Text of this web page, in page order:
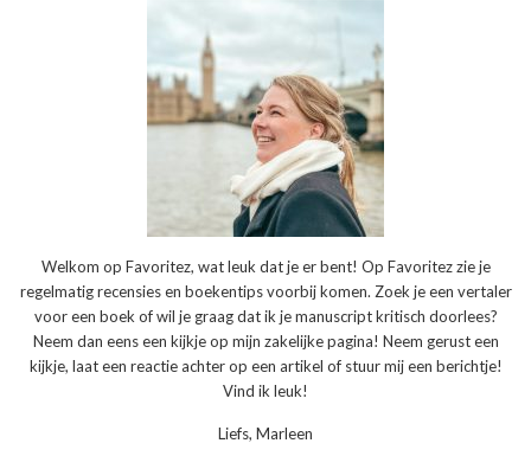
Welkom op Favoritez, wat leuk dat je er bent! Op Favoritez zie je
regelmatig recensies en boekentips voorbij komen. Zoek je een vertaler
voor een boek of wil je graag dat ik je manuscript kritisch doorlees?
Neem dan eens een kijkje op mijn zakelijke pagina! Neem gerust een
kijkje, laat een reactie achter op een artikel of stuur mij een berichtje!
Vind ik leuk!
Liefs, Marleen